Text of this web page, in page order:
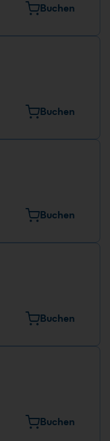
Buchen
Buchen
Buchen
Buchen
Buchen